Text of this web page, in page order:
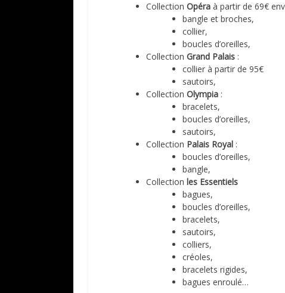
CollectionOpéra à partir de 69€
bangle et broches,
collier,
boucles d’oreilles,
CollectionGrand Palais :
collier à partir de 95€
sautoirs,
CollectionOlympia :
bracelets,
boucles d’oreilles,
sautoirs,
Collection Palais Royal :
boucles d’oreilles,
bangle,
Collection les Essentiels
bagues,
boucles d’oreilles,
bracelets,
sautoirs,
colliers,
créoles,
bracelets rigides,
bagues enroulé…